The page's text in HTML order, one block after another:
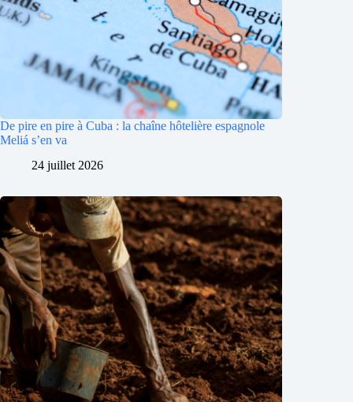
De pire en pire à Cuba : la chaîne hôtelière espagnole
Meliá s’en va
24 juillet 2026